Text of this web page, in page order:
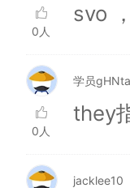
0人
svo
0人
学员
they
jacklee10